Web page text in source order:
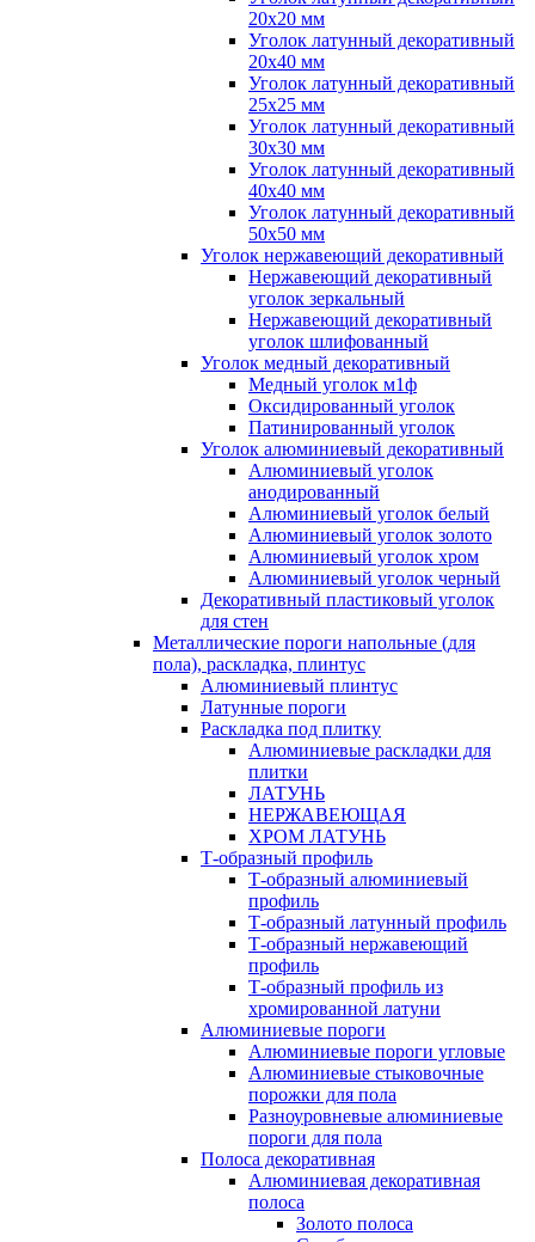
20x20 мм
Уголок латунный декоративный
20x40 мм
Уголок латунный декоративный
25x25 мм
Уголок латунный декоративный
30x30 мм
Уголок латунный декоративный
40x40 мм
Уголок латунный декоративный
50x50 мм
Уголок нержавеющий декоративный
Нержавеющий декоративный
уголок зеркальный
Нержавеющий декоративный
уголок шлифованный
Уголок медный декоративный
Медный уголок м1ф
Оксидированный уголок
Патинированный уголок
Уголок алюминиевый декоративный
Алюминиевый уголок
анодированный
Алюминиевый уголок белый
Алюминиевый уголок золото
Алюминиевый уголок хром
Алюминиевый уголок черный
Декоративный пластиковый уголок
для стен
Металлические пороги напольные (для
пола), раскладка, плинтус
Алюминиевый плинтус
Латунные пороги
Раскладка под плитку
Алюминиевые раскладки для
плитки
ЛАТУНЬ
НЕРЖАВЕЮЩАЯ
ХРОМ ЛАТУНЬ
Т-образный профиль
Т-образный алюминиевый
профиль
Т-образный латунный профиль
Т-образный нержавеющий
профиль
Т-образный профиль из
хромированной латуни
Алюминиевые пороги
Алюминиевые пороги угловые
Алюминиевые стыковочные
порожки для пола
Разноуровневые алюминиевые
пороги для пола
Полоса декоративная
Алюминиевая декоративная
полоса
Золото полоса